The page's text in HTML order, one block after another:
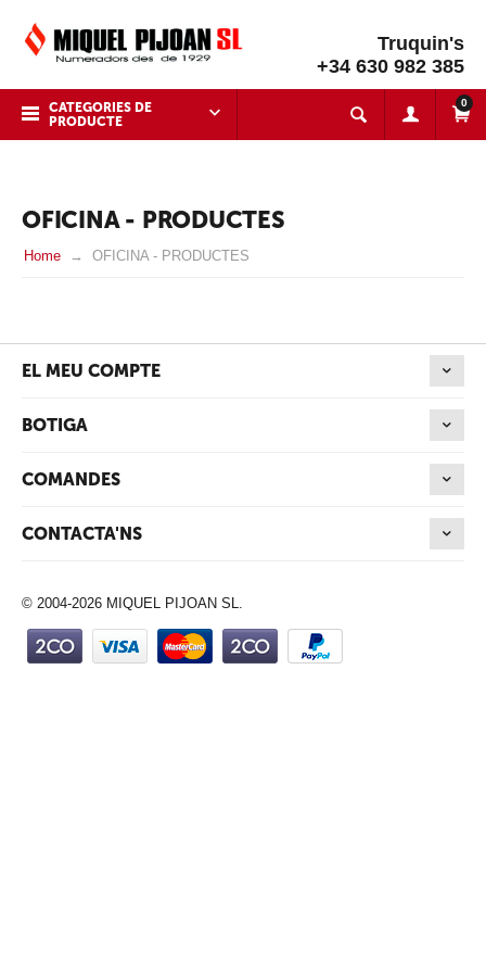
Truquin's
+34 630 982 385
CATEGORIES DE
PRODUCTE
0
OFICINA - PRODUCTES
Home OFICINA - PRODUCTES
EL MEU COMPTE
BOTIGA
COMANDES
CONTACTA'NS
© 2004-2026 MIQUEL PIJOAN SL.